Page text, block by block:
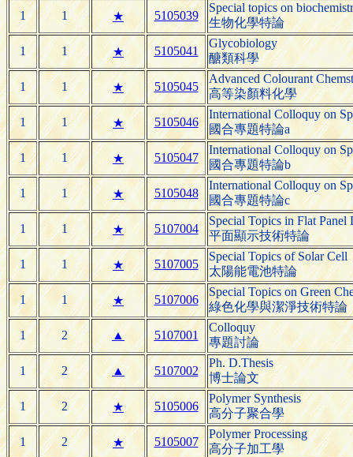
1 1 ★ 5105039
Special topics on
生物化學特論
1 1 ★ 5105041
Glycobiology
醣類科學
1 1 ★ 5105045
Advanced Colourant
高等染顏料化學
1 1 ★ 5105046
International Colloquy on
國合專題特論a
1 1 ★ 5105047
International Colloquy on
國合專題特論b
1 1 ★ 5105048
International Colloquy on
國合專題特論c
1 1 ★ 5107004
Special Topics in Flat
平面顯示技術特論
1 1 ★ 5107005
Special Topics of Solar Cell
太陽能電池特論
1 1 ★ 5107006
Special Topics on Green
綠色化學與潔淨技術特論
1 2 ▲ 5107001
Colloquy
專題討論
1 2 ▲ 5107002
Ph. D.Thesis
博士論文
1 2 ★ 5105006
Polymer Synthesis
高分子聚合學
1 2 ★ 5105007
Polymer Processing
高分子加工學